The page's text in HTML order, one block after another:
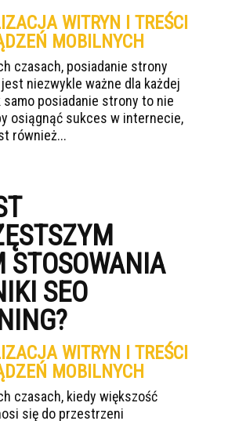
WITRYN I TREŚCI
MOBILNYCH
czasach, posiadanie strony
niezwykle ważne dla każdej
samo posiadanie strony to nie
osiągnąć sukces w internecie,
również...
STOSOWANIA
SEO
WITRYN I TREŚCI
MOBILNYCH
czasach, kiedy większość
się do przestrzeni